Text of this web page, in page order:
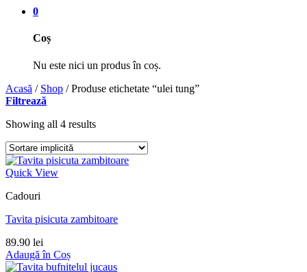
0
Coș
Nu este nici un produs în coș.
Acasă / Shop /Produse etichetate “ulei tung”
Filtrează
Showing all 4 results
Quick View
Cadouri
Tavita pisicuta zambitoare
89.90 lei
Adaugă în Coș